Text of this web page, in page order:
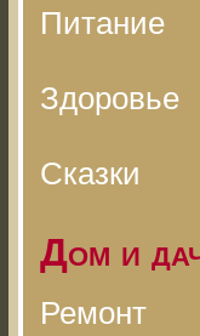
Питание
Здоровье
Сказки
Дом и
Ремонт